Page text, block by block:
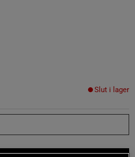
Slut i lager